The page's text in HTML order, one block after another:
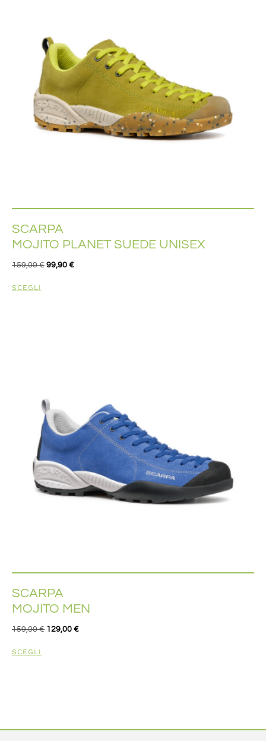
SCARPA
MOJITO PLANET SUEDE UNISEX
159,00€ 99,90 €
SCEGLI
SCARPA
MOJITO MEN
159,00€ 129,00 €
SCEGLI